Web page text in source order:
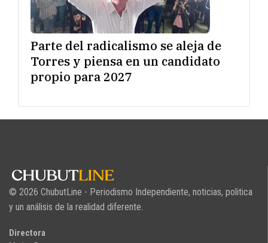
Parte del radicalismo se aleja de
Torres y piensa en un candidato
propio para 2027
© 2026 ChubutLine - Periodismo Independiente, noticias, politica
y un análisis de la realidad diferente.
Directora